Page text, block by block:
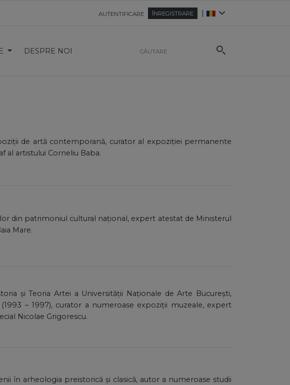
AUTENTIFICARE ÎNREGISTRARE |
DESPRE NOI
de artă contemporană, curator al expoziției permanente
al artistului Corneliu Baba.
din patrimoniul cultural național, expert atestat de Ministerul
Mare.
și Teoria Artei a Universității Naționale de Arte București,
– 1997), curator a numeroase expoziții muzeale, expert
Nicolae Grigorescu.
în arheologia preistorică și clasică, autor a numeroase studii